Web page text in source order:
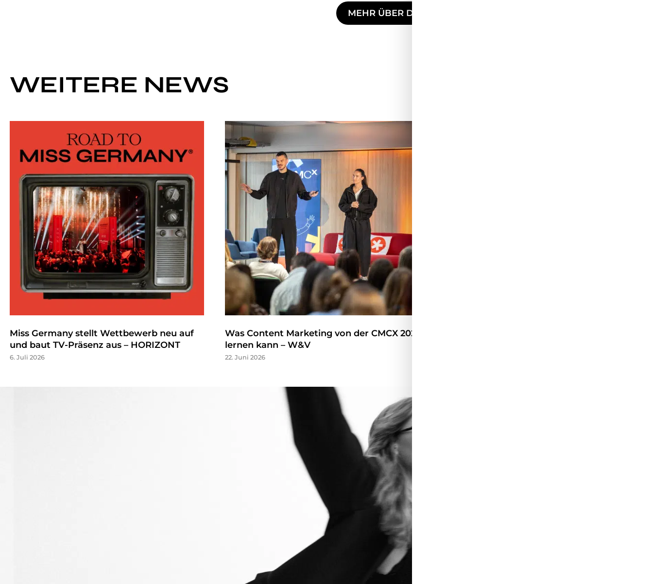
MEHR ÜBER DIE FAVELA
WEITERE NEWS
Miss Germany stellt Wettbewerb neu auf
und baut TV-Präsenz aus – HORIZONT
6. Juli 2026
Was Content Marketing von der CMCX 2026
lernen kann – W&V
22. Juni 2026